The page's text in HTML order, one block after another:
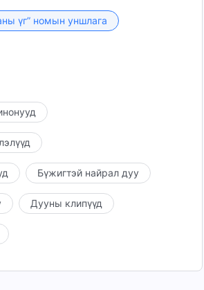
Сатаны уур хилэн
илчлэл юм. Мэдээж Сатан
зүйлсийн хамгаалалт болон
үг” номын уншлага
Бүжигтэй найрал дуу
Дууны клипүүд